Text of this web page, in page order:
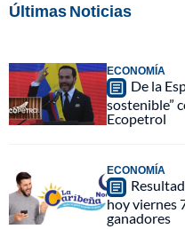
Últimas Noticias
ECONOMÍA
De la
sostenible”
Ecopetrol
ECONOMÍA
hoy viernes
ganadores